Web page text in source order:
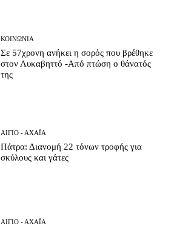
ΚΟΙΝΩΝΊΑ
Σε 57χρονη ανήκει η σορός που βρέθηκε
στον Λυκαβηττό -Από πτώση ο θάνατός
της
ΑΊΓΙΟ - ΑΧΑΪ́Α
Πάτρα: Διανομή 22 τόνων τροφής για
σκύλους και γάτες
ΑΊΓΙΟ - ΑΧΑΪ́Α